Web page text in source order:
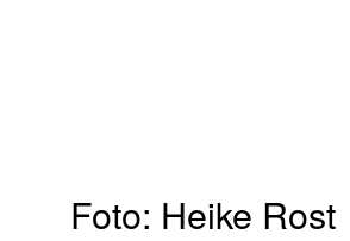
Foto: Heike Rost